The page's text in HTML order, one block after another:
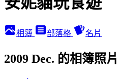
相簿 部落格 名片
2009 Dec. 的相簿照片